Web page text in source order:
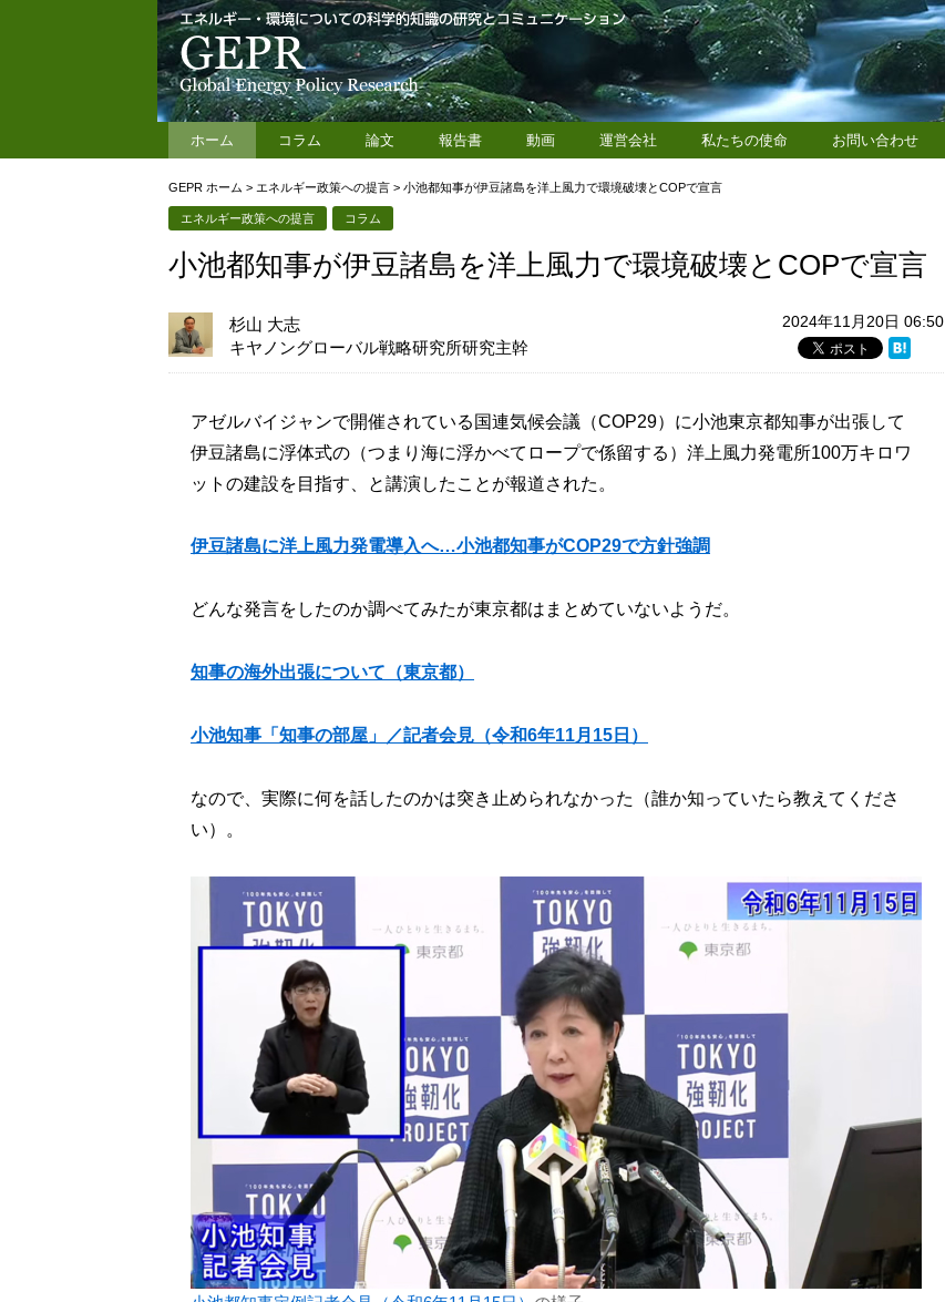
ホーム コラム 論文 報告書 動画 運営会社 私たちの使命 お問い合わせ
GEPR ホーム > エネルギー政策への提言 > 小池都知事が伊豆諸島を洋上風力で環境破壊とCOPで宣言
エネルギー政策への提言 コラム
小池都知事が伊豆諸島を洋上風力で環境破壊とCOPで宣言
2024年11月20日 06:50
杉山 大志
キヤノングローバル戦略研究所研究主幹
アゼルバイジャンで開催されている国連気候会議（COP29）に小池東京都知事が出張して
伊豆諸島に浮体式の（つまり海に浮かべてロープで係留する）洋上風力発電所100万キロワ
ットの建設を目指す、と講演したことが報道された。
伊豆諸島に洋上風力発電導入へ…小池都知事がCOP29で方針強調
どんな発言をしたのか調べてみたが東京都はまとめていないようだ。
知事の海外出張について（東京都）
小池知事「知事の部屋」／記者会見（令和6年11月15日）
なので、実際に何を話したのかは突き止められなかった（誰か知っていたら教えてくださ
い）。